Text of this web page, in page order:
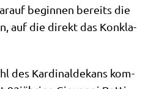
begin­nen bereits die
auf die direkt das Kon­kla­
des Kar­di­nal­de­kans kom­